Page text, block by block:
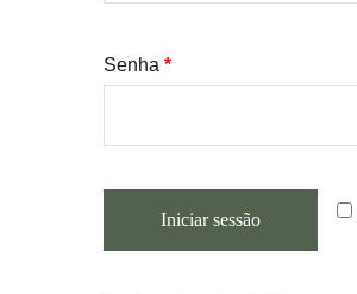
Senha *
Iniciar sessão